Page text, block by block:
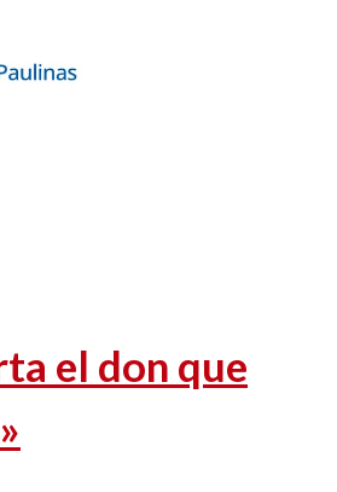
el don que